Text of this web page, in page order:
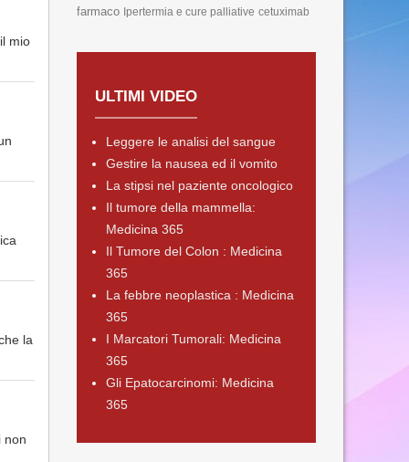
mio
la
non
farmaco Ipertermia e cure palliative cetuximab
ULTIMI VIDEO
Leggere le analisi del sangue
Gestire la nausea ed il vomito
La stipsi nel paziente oncologico
Il tumore della mammella:
Medicina 365
Il Tumore del Colon : Medicina
365
La febbre neoplastica : Medicina
365
I Marcatori Tumorali: Medicina
365
Gli Epatocarcinomi: Medicina
365